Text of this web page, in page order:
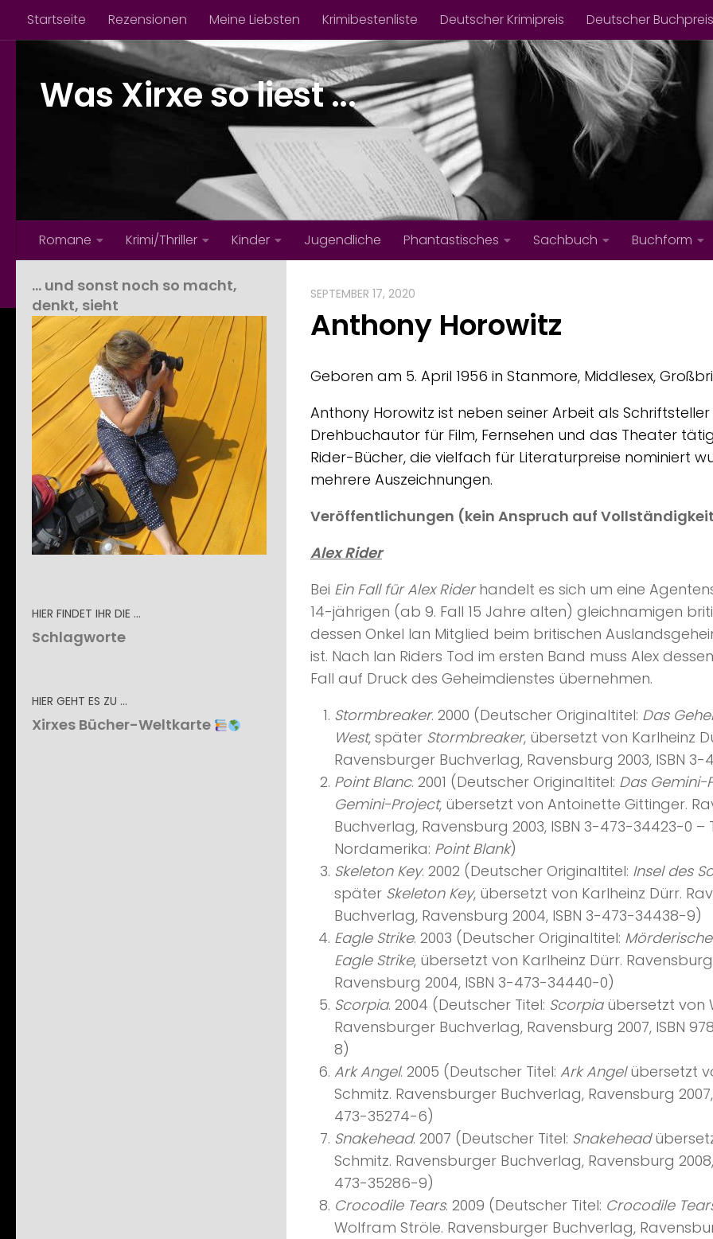
Zum Inhalt springen
Startseite Rezensionen Meine Liebsten Krimibestenliste Deutscher Krimipreis Deutscher Buchpreis
Was Xirxe so liest ...
Romane Krimi/Thriller Kinder Jugendliche Phantastisches Sachbuch Buchform
SEPTEMBER 17, 2020
Anthony Horowitz
Geboren am 5. April 1956 in Stanmore, Middlesex,
Anthony Horowitz ist neben seiner Arbeit als
Drehbuchautor für Film, Fernsehen und das Theater
Rider-Bücher, die vielfach für Literaturpreise nominiert
mehrere Auszeichnungen.
Veröffentlichungen (kein Anspruch auf
Alex Rider
Bei Ein Fall für Alex Riderhandelt es sich um eine
14-jährigen (ab 9. Fall 15 Jahre alten) gleichnamigen
dessen Onkel Ian Mitglied beim britischen
ist. Nach Ian Riders Tod im ersten Band muss Alex
Fall auf Druck des Geheimdienstes übernehmen.
Stormbreaker. 2000 (Deutscher Originaltitel: Das
West, später Stormbreaker, übersetzt von Karlheinz
Ravensburger Buchverlag, Ravensburg 2003, ISBN
Point Blanc. 2001 (Deutscher Originaltitel: Das Gemini-
Gemini-Project, übersetzt von Antoinette Gittinger.
Buchverlag, Ravensburg 2003, ISBN 3-473-34423-0 –
Nordamerika: Point Blank)
Skeleton Key. 2002 (Deutscher Originaltitel: Insel des
später Skeleton Key, übersetzt von Karlheinz Dürr.
Buchverlag, Ravensburg 2004, ISBN 3-473-34438-9)
Eagle Strike. 2003 (Deutscher Originaltitel:
Eagle Strike, übersetzt von Karlheinz Dürr.
Ravensburg 2004, ISBN 3-473-34440-0)
Scorpia. 2004 (Deutscher Titel: Scorpiaübersetzt von
Ravensburger Buchverlag, Ravensburg 2007, ISBN
8)
Ark Angel. 2005 (Deutscher Titel: Ark Angelübersetzt
Schmitz. Ravensburger Buchverlag, Ravensburg
473-35274-6)
Snakehead. 2007 (Deutscher Titel: Snakehead
Schmitz. Ravensburger Buchverlag, Ravensburg
473-35286-9)
Crocodile Tears. 2009 (Deutscher Titel: Crocodile
Wolfram Ströle. Ravensburger Buchverlag,
… und sonst noch so macht,
denkt, sieht
HIER FINDET IHR DIE …
Schlagworte
HIER GEHT ES ZU …
Xirxes Bücher-Weltkarte